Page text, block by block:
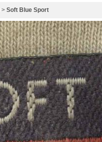
> Soft Blue Sport